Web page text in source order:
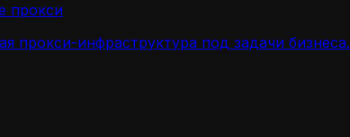
прокси
прокси-инфраструктура под задачи бизнеса.